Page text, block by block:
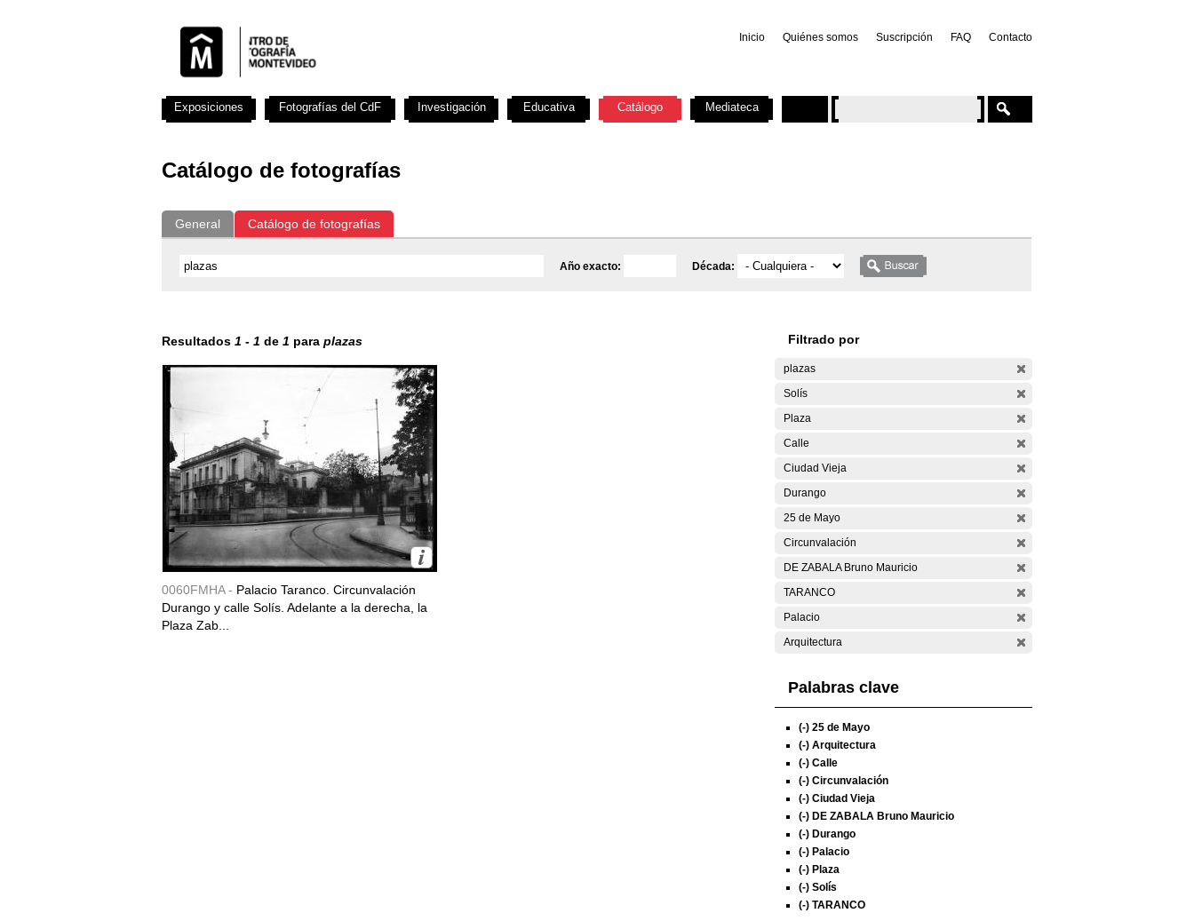
Inicio Quiénes somos Suscripción FAQ Contacto
Catálogo de fotografías
General Catálogo de fotografías
Año exacto: Década:
Resultados 1 - 1 de 1 para plazas
0060FMHA - Palacio Taranco. Circunvalación
Durango y calle Solís. Adelante a la derecha, la
Plaza Zab...
Filtrado por
plazas
Solís
Plaza
Calle
Ciudad Vieja
Durango
25 de Mayo
Circunvalación
DE ZABALA Bruno Mauricio
TARANCO
Palacio
Arquitectura
Palabras clave
(-) 25 de Mayo
(-) Arquitectura
(-) Calle
(-) Circunvalación
(-) Ciudad Vieja
(-) DE ZABALA Bruno Mauricio
(-) Durango
(-) Palacio
(-) Plaza
(-) Solís
(-) TARANCO
Exposiciones Fotografías del CdF Investigación Educativa Catálogo Mediateca